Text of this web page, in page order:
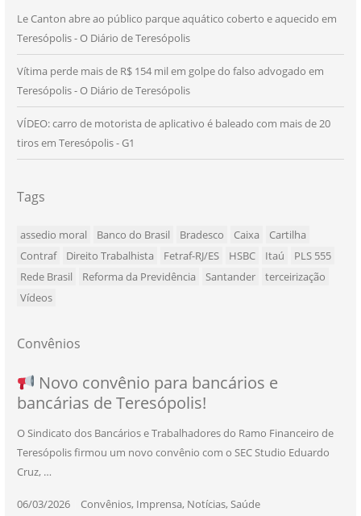
Le Canton abre ao público parque aquático coberto e aquecido em
Teresópolis - O Diário de Teresópolis
Vítima perde mais de R$ 154 mil em golpe do falso advogado em
Teresópolis - O Diário de Teresópolis
VÍDEO: carro de motorista de aplicativo é baleado com mais de 20
tiros em Teresópolis - G1
Tags
assedio moral Banco do Brasil Bradesco Caixa
Cartilha
Contraf
Direito Trabalhista Fetraf-RJ/ES HSBC Itaú
PLS 555
Rede Brasil
Reforma da Previdência Santander
terceirização
Vídeos
Convênios
SEU NOVO BENEFÍCIO CHEGOU
Novo convênio para bancários e
bancárias de Teresópolis!
O Sindicato dos Bancários e Trabalhadores do Ramo Financeiro de
Teresópolis firmou um novo convênio com o SEC Studio Eduardo
Cruz, …
06/03/2026| Convênios, Imprensa, Notícias,Saúde
NOVO CONVÊNIO PARA VOCÊ, BANCÁRIO
E BANCÁRIA!
25/11/2025| Convênios, Imprensa, Notícias,Saúde
Convênio com a Rede de Ensino Técnico e
Centro de Qualificação Técnica